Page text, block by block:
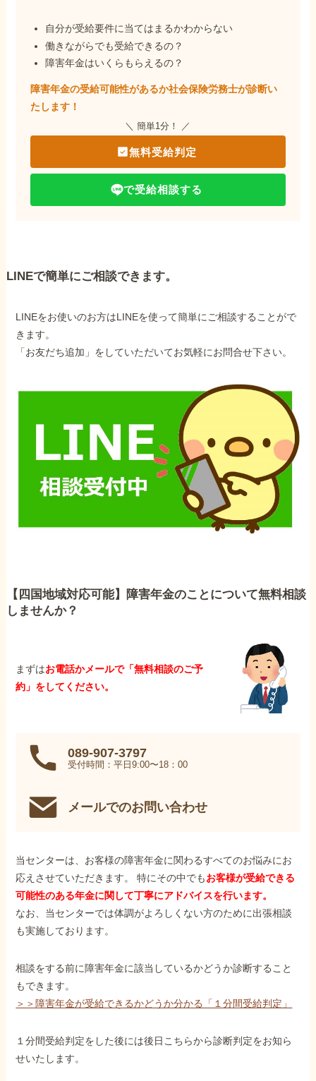
自分が受給要件に当てはまるかわからない
働きながらでも受給できるの？
障害年金はいくらもらえるの？
障害年金の受給可能性があるか社会保険労務士が診断い
たします！
＼ 簡単1分！ ／
無料受給判定
で受給相談する
LINEで簡単にご相談できます。
LINEをお使いのお方はLINEを使って簡単にご相談することがで
きます。
「お友だち追加」をしていただいてお気軽にお問合せ下さい。
【四国地域対応可能】障害年金のことについて無料相談
しませんか？
まずはお電話かメールで「無料相談のご予
約」をしてください。
089-907-3797
受付時間：平日9:00〜18：00
メールでのお問い合わせ
当センターは、お客様の障害年金に関わるすべてのお悩みにお
応えさせていただきます。 特にその中でもお客様が受給できる
可能性のある年金に関して丁寧にアドバイスを行います。
なお、当センターでは体調がよろしくない方のために出張相談
も実施しております。
相談をする前に障害年金に該当しているかどうか診断すること
もできます。
＞＞障害年金が受給できるかどうか分かる「１分間受給判定」
１分間受給判定をした後には後日こちらから診断判定をお知ら
せいたします。